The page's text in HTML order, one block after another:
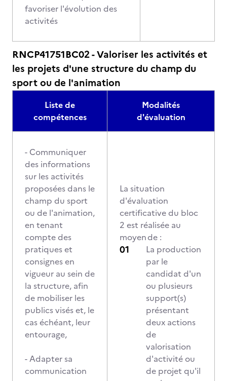
favoriser l'évolution des
activités
RNCP41751BC02 - Valoriser les activités et
les projets d'une structure du champ du
sport ou de l'animation
Liste de
compétences
Modalités
d'évaluation
- Communiquer
des informations
sur les activités
proposées dans le
champ du sport
ou de l'animation,
en tenant
compte des
pratiques et
consignes en
vigueur au sein de
la structure, afin
de mobiliser les
publics visés et, le
cas échéant, leur
entourage,
- Adapter sa
communication
La situation
d'évaluation
certificative du bloc
2 est réalisée au
moyen de :
La production
par le
candidat d'un
ou plusieurs
support(s)
présentant
deux actions
de
valorisation
d'activité ou
de projet qu'il